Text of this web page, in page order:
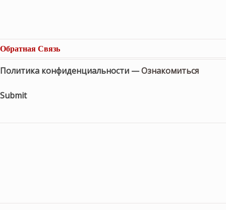
Обратная Связь
Политика конфиденциальности —Ознакомиться
Submit